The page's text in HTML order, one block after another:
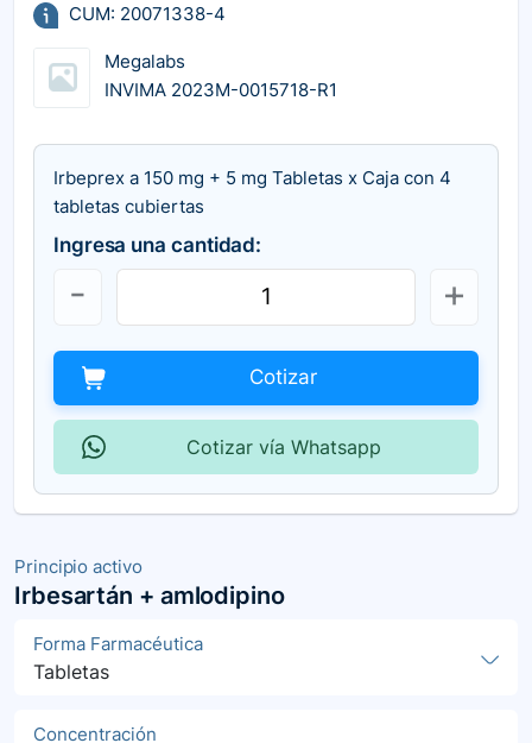
Principio activo
Irbesartán + amlodipino
Forma Farmacéutica
Tabletas
Concentración
CUM: 20071338-4
Megalabs
INVIMA 2023M-0015718-R1
Irbeprex a 150 mg + 5 mg Tabletas x Caja con 4
tabletas cubiertas
Ingresa una cantidad:
Cotizar
Cotizar vía Whatsapp